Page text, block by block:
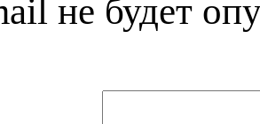
не будет